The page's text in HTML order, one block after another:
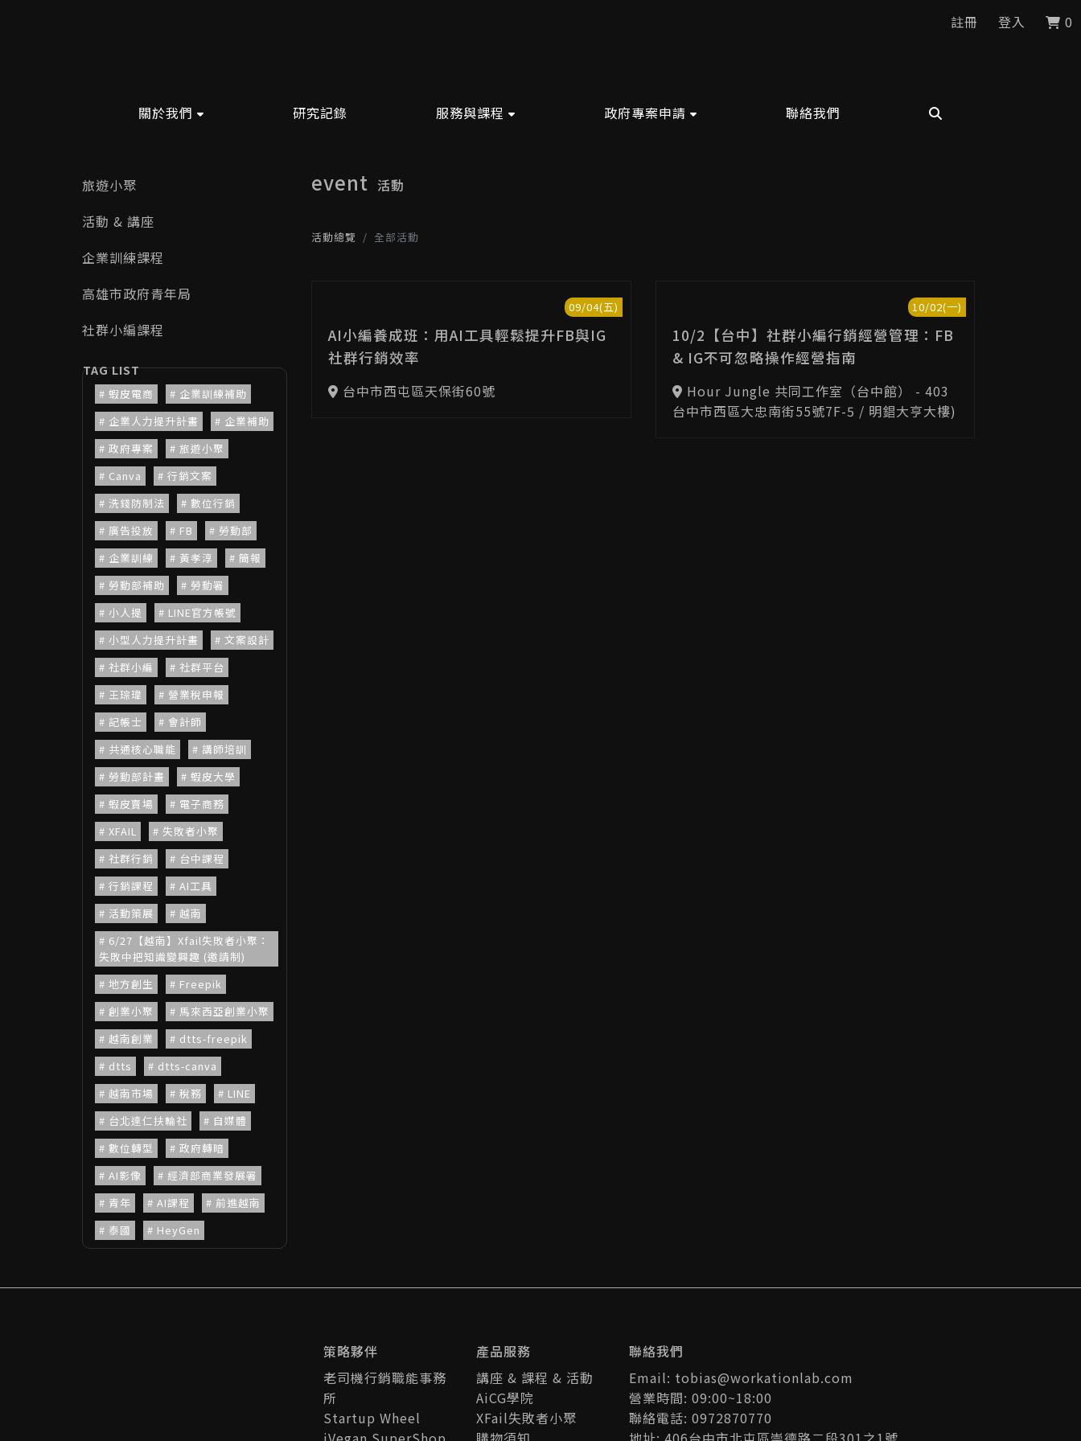
註冊 登入 0
關於我們 研究記錄 服務與課程 政府專案申請 聯絡我們
旅遊小聚
活動 & 講座
企業訓練課程
高雄市政府青年局
社群小編課程
蝦皮電商
企業訓練補助
企業人力提升計畫
企業補助
政府專案
旅遊小聚
Canva
行銷文案
洗錢防制法
數位行銷
廣告投放
FB
勞動部
企業訓練
黃孝淳
簡報
勞動部補助
勞動署
小人提
LINE官方帳號
小型人力提升計畫
文案設計
社群小編
社群平台
王琮瑋
營業稅申報
記帳士
會計師
共通核心職能
講師培訓
勞動部計畫
蝦皮大學
蝦皮賣場
電子商務
XFAIL
失敗者小聚
社群行銷
台中課程
行銷課程
AI工具
活動策展
越南
6/27【越南】Xfail失敗者小聚：
失敗中把知識變興趣 (邀請制)
地方創生
Freepik
創業小聚
馬來西亞創業小聚
越南創業
dtts-freepik
dtts
dtts-canva
越南市場
稅務
LINE
台北達仁扶輪社
自媒體
數位轉型
政府轉暗
AI影像
經濟部商業發展署
青年
AI課程
前進越南
泰國
HeyGen
event 活動
活動總覽 全部活動
09/04(五)
AI小編養成班：用AI工具輕鬆提升FB與IG
社群行銷效率
台中市西屯區天保街60號
10/02(一)
10/2【台中】社群小編行銷經營管理：FB
& IG不可忽略操作經營指南
Hour Jungle 共同工作室（台中館） - 403
台中市西區大忠南街55號7F-5 / 明錩大亨大樓)
策略夥伴
老司機行銷職能事務
所
Startup Wheel
產品服務
講座 & 課程 & 活動
AiCG學院
XFail失敗者小聚
聯絡我們
Email: tobias@workationlab.com
營業時間: 09:00~18:00
聯絡電話: 0972870770